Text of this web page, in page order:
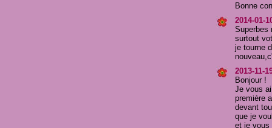
Bonne
2014-01-
Superbes
surtout
je tourne
2013-11-
Bonjour !
Je vous
première
devant
que je
et je vous